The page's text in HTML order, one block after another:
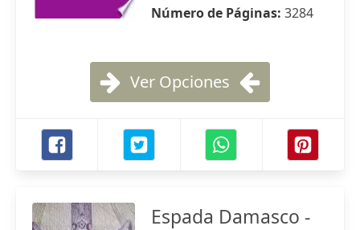
Número de Páginas: 3284
Ver Opciones
Espada Damasco -